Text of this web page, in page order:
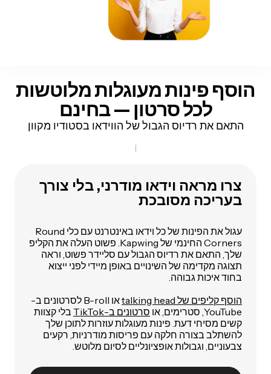
הוסף פינות מעוגלות מלוטשות
לכל סרטון — בחינם
התאם את רדיוס הגבול של הווידאו בסטודיו מקוון
צרו מראה וידאו מודרני, בלי צורך
בעריכה מסובכת
עגול את הפינות של כל וידאו באינטרנט עם כלי Round
Corners החינמי של Kapwing. פשוט העלה את הקליפ
שלך, התאם את רדיוס הגבול עם סליידר פשוט, וראה
תצוגה מקדימה של השינויים באופן מיידי לפני ייצוא
בחוד איכות גבוהה.
הוסף קליפים של talking head
או B-roll לסרטונים ב-
YouTube, סטרימים, או
סרטונים ב-TikTok
בלי קצוות
קשים מסיחי דעת. פינות מעוגלות עוזרות לתוכן שלך
להשתלב בצורה חלקה עם פריסות מודרניות, רקעים
צבעוניים, וגבולות אופציונליים לסיום מלוטש.